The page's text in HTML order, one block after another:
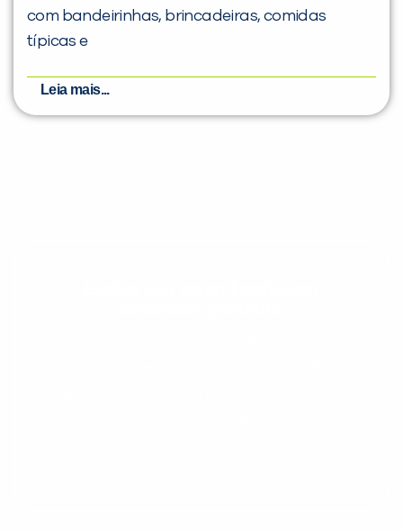
com bandeirinhas, brincadeiras, comidas
típicas e
Leia mais...